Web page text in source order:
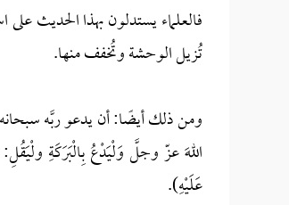
فالعلماء يستدلون بهذا الحديث
تُزيل الوحشة وتُخفف منها.
ومن ذلك أيضًا: أن يدعو ربَّه
اللهَ عزّ وجلَّ وَلْيَدْعُ بِالْبَرَكَةِ
عَلَيْهِ).